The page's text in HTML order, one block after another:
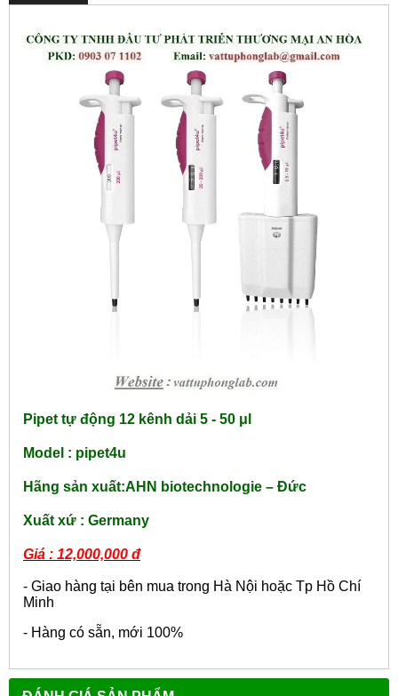
Pipet tự động 12 kênh dải 5 - 50 μl
Model : pipet4u
Hãng sản xuất:AHN biotechnologie – Đức
Xuất xứ : Germany
Giá : 12,000,000 đ
- Giao hàng tại bên mua trong Hà Nội hoặc Tp Hồ Chí
Minh
- Hàng có sẵn, mới 100%